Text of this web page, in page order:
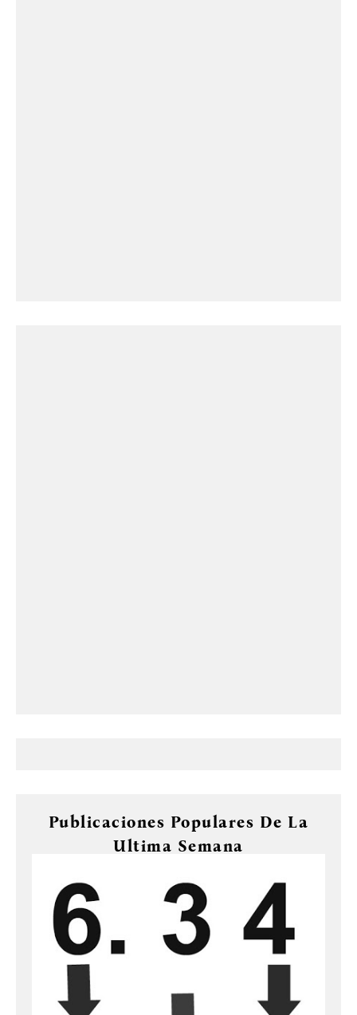
Publicaciones Populares De La
Ultima Semana